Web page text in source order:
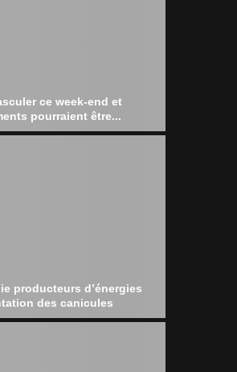
ce week-end et
pourraient être...
producteurs d’énergies
des canicules